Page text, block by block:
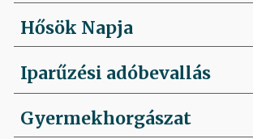
Hősök Napja
Iparűzési adóbevallás
Gyermekhorgászat